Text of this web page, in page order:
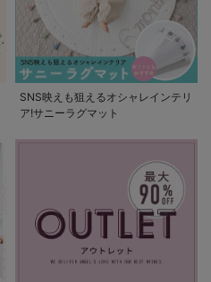
SNS映えも狙えるオシャレインテリ
ア!サニーラグマット